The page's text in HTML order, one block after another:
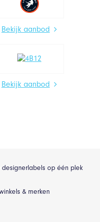
Bekijk aanbod
Bekijk aanbod
designerlabels op één plek
& merken